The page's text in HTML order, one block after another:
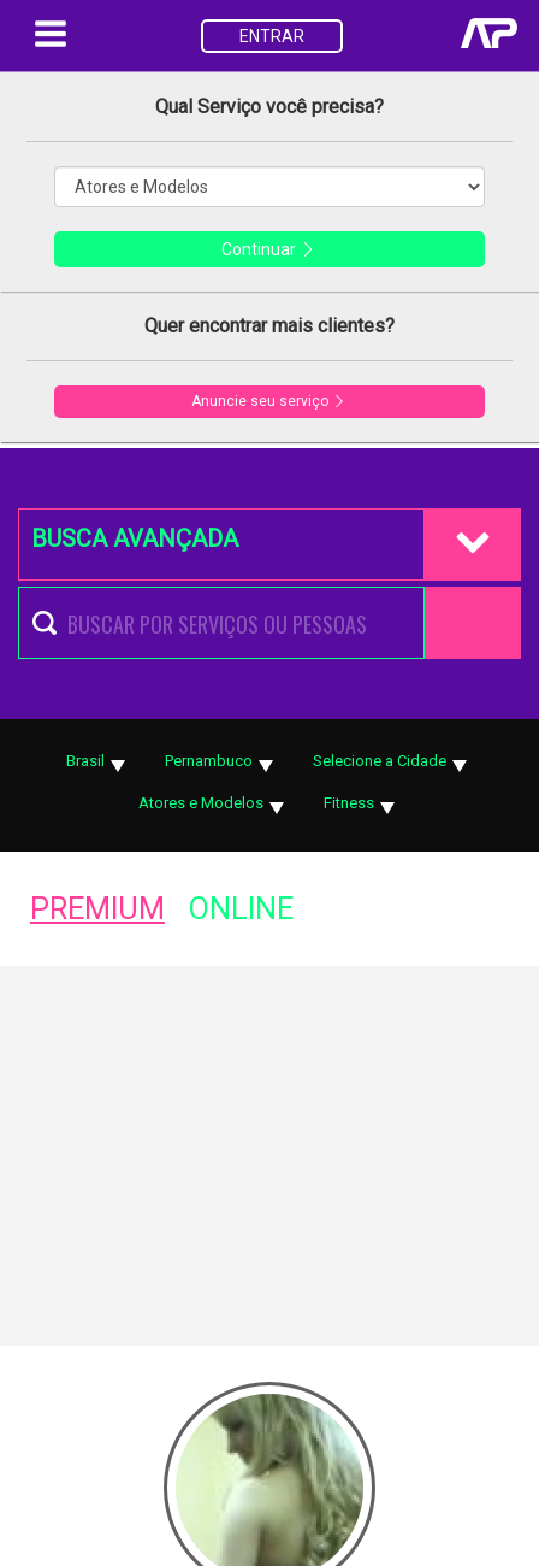
ENTRAR
Qual Serviço você precisa?
Continuar
Quer encontrar mais clientes?
Anuncie seu serviço
BUSCA AVANÇADA
Brasil Pernambuco Selecione a Cidade
Atores e Modelos Fitness
PREMIUM ONLINE